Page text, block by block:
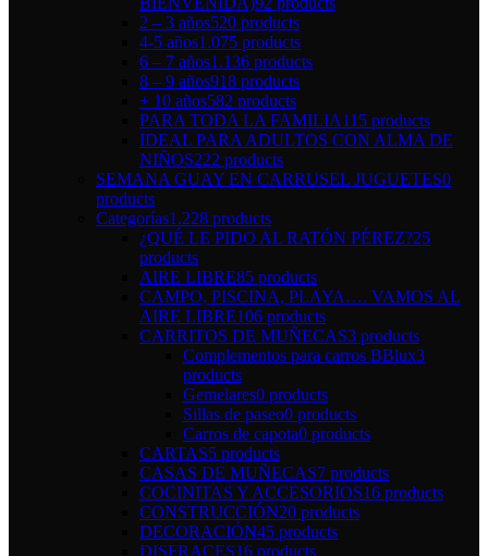
2 – 3 años520 products
4-5 años1.075 products
6 – 7 años1.136 products
8 – 9 años918 products
+ 10 años582 products
PARA TODA LA FAMILIA115 products
IDEAL PARA ADULTOS CON ALMA DE
NIÑOS222 products
SEMANA GUAY EN CARRUSEL JUGUETES0
products
Categorías1.228 products
¿QUÉ LE PIDO AL RATÓN PÉREZ?25
products
AIRE LIBRE85 products
CAMPO, PISCINA, PLAYA…. VAMOS AL
AIRE LIBRE106 products
CARRITOS DE MUÑECAS3 products
Complementos para carros BBlux3
products
Gemelares0 products
Sillas de paseo0 products
Carros de capota0 products
CARTAS5 products
CASAS DE MUÑECAS7 products
COCINITAS Y ACCESORIOS16 products
CONSTRUCCIÓN20 products
DECORACIÓN45 products
DISFRACES16 products